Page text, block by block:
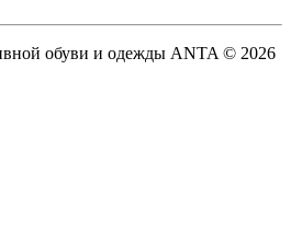
обуви и одежды ANTA © 2026